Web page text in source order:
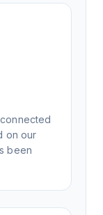
to
direct
in a way
in.
I
on our
been